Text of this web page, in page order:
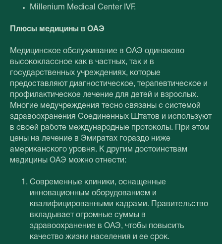
Millenium Medical Center IVF.
Плюсы медицины в ОАЭ
Медицинское обслуживание в ОАЭ одинаково
высококлассное как в частных, так и в
государственных учреждениях, которые
предоставляют диагностическое, терапевтическое и
профилактическое лечение для детей и взрослых.
Многие медучреждения тесно связаны с системой
здравоохранения Соединенных Штатов и используют
в своей работе международные протоколы. При этом
цены на лечение в Эмиратах гораздо ниже
американского уровня. К другим достоинствам
медицины ОАЭ можно отнести:
Современные клиники, оснащенные
инновационным оборудованием и
квалифицированными кадрами. Правительство
вкладывает огромные суммы в
здравоохранение в ОАЭ, чтобы повысить
качество жизни населения и ее срок.